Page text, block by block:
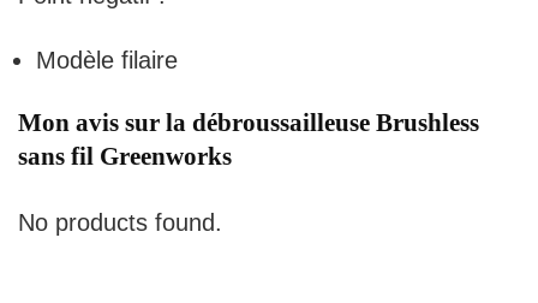
Modèle filaire
Mon avis sur la débroussailleuse Brushless
sans fil Greenworks
No products found.